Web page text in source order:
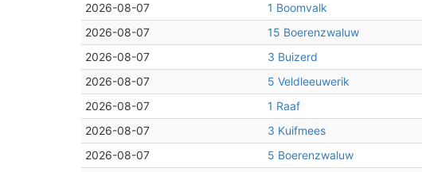
2026-08-07
1 Boomvalk
2026-08-07
15 Boerenzwaluw
2026-08-07
3 Buizerd
2026-08-07
5 Veldleeuwerik
2026-08-07
1 Raaf
2026-08-07
3 Kuifmees
2026-08-07
5 Boerenzwaluw